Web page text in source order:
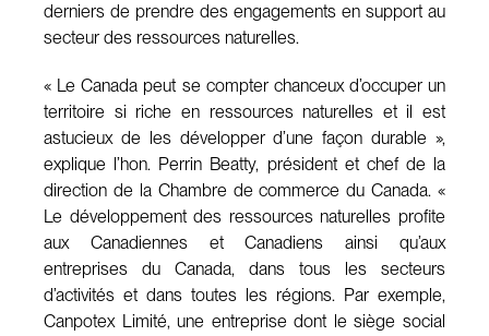
derniers de prendre des engagements en support au
secteur des ressources naturelles.
« Le Canada peut se compter chanceux d’occuper un
territoire si riche en ressources naturelles et il est
astucieux de les développer d’une façon durable »,
explique l’hon. Perrin Beatty, président et chef de la
direction de la Chambre de commerce du Canada. «
Le développement des ressources naturelles profite
aux Canadiennes et Canadiens ainsi qu’aux
entreprises du Canada, dans tous les secteurs
d’activités et dans toutes les régions. Par exemple,
Canpotex Limité, une entreprise dont le siège social